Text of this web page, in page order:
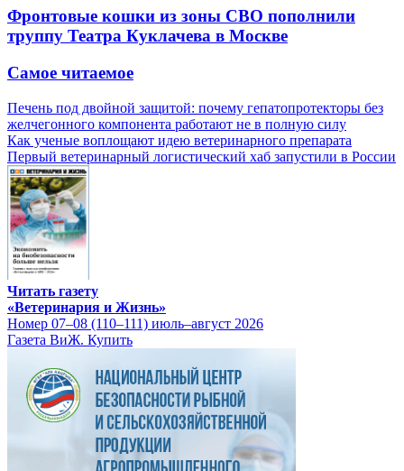
Фронтовые кошки из зоны СВО пополнили
труппу Театра Куклачева в Москве
Самое читаемое
Печень под двойной защитой: почему гепатопротекторы без
желчегонного компонента работают не в полную силу
Как ученые воплощают идею ветеринарного препарата
Первый ветеринарный логистический хаб запустили в России
Читать газету
«Ветеринария и Жизнь»
Номер 07–08 (110–111) июль–август 2026
Газета ВиЖ. Купить